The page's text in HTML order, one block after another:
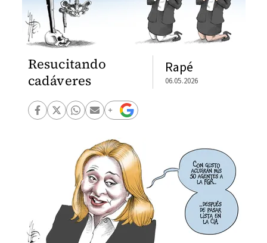
Resucitando
cadáveres
Rapé
06.05.2026